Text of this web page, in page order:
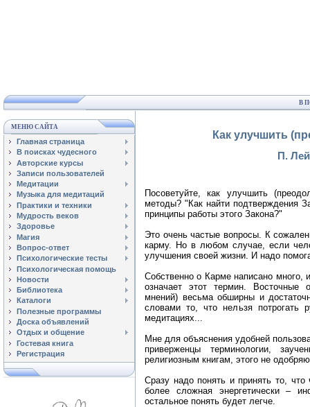
В
МЕНЮ САЙТА
Главная страница
В поисках чудесного
Авторские курсы
Записи пользователей
Медитации
Музыка для медитаций
Практики и техники
Мудрость веков
Здоровье
Магия
Вопрос-ответ
Психологические тесты
Психологическая помощь
Новости
Библиотека
Каталоги
Полезные программы
Доска объявлений
Отдых и общение
Гостевая книга
Регистрация
Как улучшить
П.
Посоветуйте, как улучшить
методы? "Как найти подтверждения
принципы работы этого Закона?"
Это очень частые вопросы. К
карму. Но в любом случае, если
улучшения своей жизни. И надо
Собственно о Карме написано много,
означает этот термин. Восточные
мнений) весьма обширны и
словами то, что нельзя потрогать
медитациях...
Мне для объяснения удобней
приверженцы терминологии,
религиозным книгам, этого не
Сразу надо понять и принять то,
более сложная энергетически –
остальное понять будет легче.